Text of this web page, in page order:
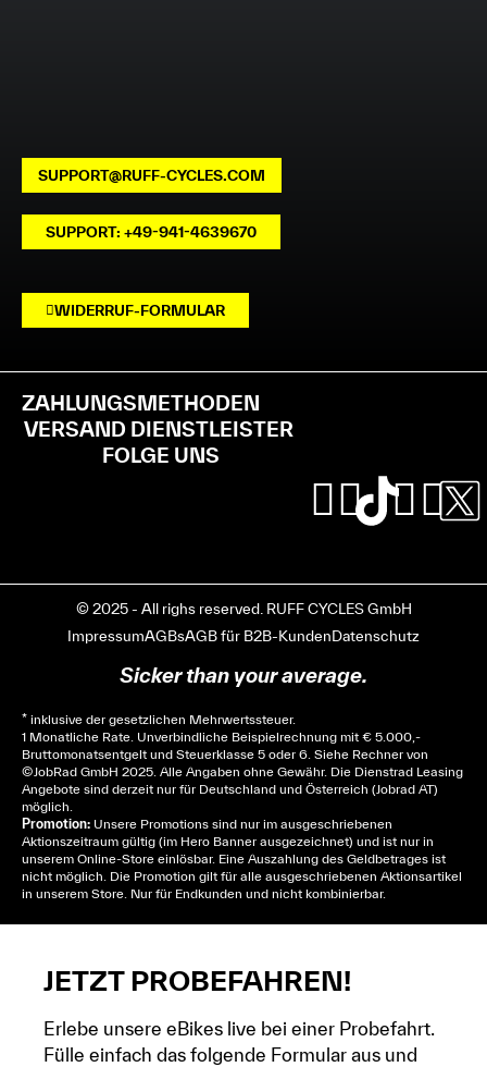
SUPPORT@RUFF-CYCLES.COM
SUPPORT: +49-941-4639670
WIDERRUF-FORMULAR
ZAHLUNGSMETHODEN
VERSAND DIENSTLEISTER
FOLGE UNS
© 2025 - All righs reserved. RUFF CYCLES GmbH
ImpressumAGBsAGB für B2B-KundenDatenschutz
Sicker than your average.
* inklusive der gesetzlichen Mehrwertssteuer.
1 Monatliche Rate. Unverbindliche Beispielrechnung mit € 5.000,-
Bruttomonatsentgelt und Steuerklasse 5 oder 6. Siehe Rechner von
© JobRad GmbH 2025. Alle Angaben ohne Gewähr. Die Dienstrad Leasing
Angebote sind derzeit nur für Deutschland und Österreich (Jobrad AT)
möglich.
Promotion: Unsere Promotions sind nur im ausgeschriebenen
Aktionszeitraum gültig (im Hero Banner ausgezeichnet) und ist nur in
unserem Online-Store einlösbar. Eine Auszahlung des Geldbetrages ist
nicht möglich. Die Promotion gilt für alle ausgeschriebenen Aktionsartikel
in unserem Store. Nur für Endkunden und nicht kombinierbar.
JETZT PROBEFAHREN!
Erlebe unsere eBikes live bei einer Probefahrt.
Fülle einfach das folgende Formular aus und